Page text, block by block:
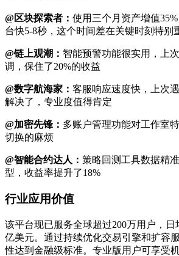
@区块探索者： 使用三个月资产增值
台快5-8秒，这个时间差在关键时刻特别
@链上观潮： 智能预警功能很实用，上
调，保住了20%的收益
@数字航海家： 客服响应速度快，上次
解决了，专业度值得肯定
@加密先锋： 多账户管理功能对工作室
切换的麻烦
@智能合约达人： 策略回测工具数据精
型，收益率提升了18%
行业应用价值
该平台现已服务全球超过200万用户，日
亿美元。通过持续优化交易引擎和扩容
性达到金融级标准。专业版用户可享受